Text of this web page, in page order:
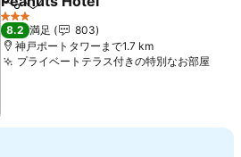
シェアお気に入りに追加
3 ホテルのランク
8.2 満足
803
神戸ポートタワーまで1.7 km
プライベートテラス付きの特別なお部屋